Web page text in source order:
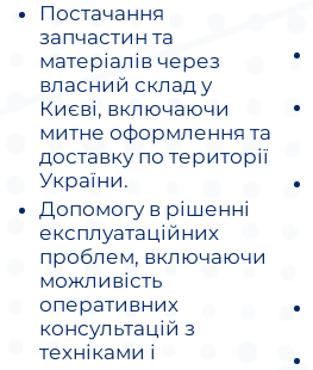
Постачання
запчастин та
матеріалів через
власний склад у
Києві, включаючи
митне оформлення та
доставку по території
України.
Допомогу в рішенні
експлуатаційних
проблем, включаючи
можливість
оперативних
консультацій з
техніками і